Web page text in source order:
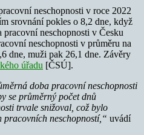
neschopnosti v roce 2022
srovnání pokles o 8,2 dne, když
neschopnosti v Česku
neschopnosti v průměru na
dne, muži pak 26,1 dne. Závěry
úřadu [ČSÚ].
doba pracovní neschopnosti
se průměrný počet dnů
trvale snižoval, což bylo
pracovních neschopností,“ uvádí